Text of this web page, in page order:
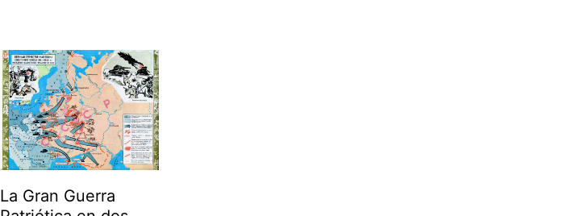
La Gran Guerra